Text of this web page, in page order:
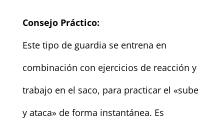
Consejo Práctico:
Este tipo de guardia se entrena en
combinación con ejercicios de reacción y
trabajo en el saco, para practicar el «sube
y ataca» de forma instantánea. Es